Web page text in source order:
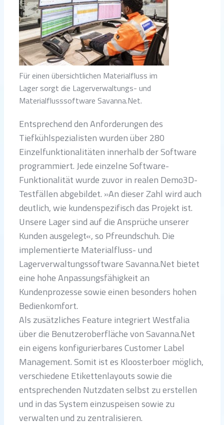
Für einen übersichtlichen Materialfluss im
Lager sorgt die Lagerverwaltungs- und
Materialflusssoftware Savanna.Net.
Entsprechend den Anforderungen des
Tiefkühlspezialisten wurden über 280
Einzelfunktionalitäten innerhalb der Software
programmiert. Jede einzelne Software-
Funktionalität wurde zuvor in realen Demo3D-
Testfällen abgebildet. »An dieser Zahl wird auch
deutlich, wie kundenspezifisch das Projekt ist.
Unsere Lager sind auf die Ansprüche unserer
Kunden ausgelegt«, so Pfreundschuh. Die
implementierte Materialfluss- und
Lagerverwaltungssoftware Savanna.Net bietet
eine hohe Anpassungsfähigkeit an
Kundenprozesse sowie einen besonders hohen
Bedienkomfort.
Als zusätzliches Feature integriert Westfalia
über die Benutzeroberfläche von Savanna.Net
ein eigens konfigurierbares Customer Label
Management. Somit ist es Kloosterboer möglich,
verschiedene Etikettenlayouts sowie die
entsprechenden Nutzdaten selbst zu erstellen
und in das System einzuspeisen sowie zu
verwalten und zu zentralisieren.